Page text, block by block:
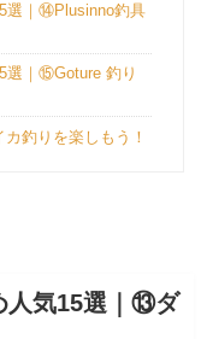
選｜⑭Plusinno釣具
選｜⑮Goture 釣り
釣りを楽しもう！
人気15選｜⑬ダ